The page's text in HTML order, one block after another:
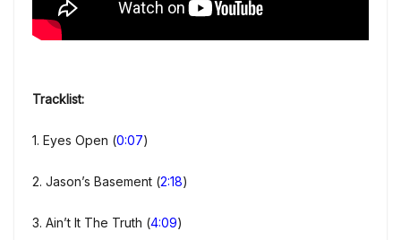
Tracklist:
1. Eyes Open (0:07)
2. Jason’s Basement (2:18)
3. Ain’t It The Truth (4:09)